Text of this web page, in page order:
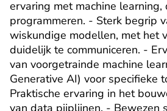
ervaring met machine
programmeren. - Sterk begrip
wiskundige modellen, met het
duidelijk te communiceren. -
van voorgetrainde machine
Generative AI) voor specifieke
Praktische ervaring in het
van data pijplijnen. - Bewezen